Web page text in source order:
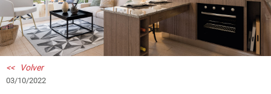
<< Volver
03/10/2022